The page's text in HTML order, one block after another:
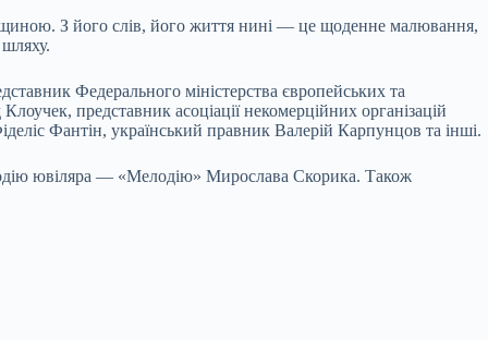
З його слів, його життя нині — це щоденне малювання,
Федерального міністерства європейських та
представник асоціації некомерційних організацій
Фантін, український правник Валерій Карпунцов та інші.
ювіляра — «Мелодію» Мирослава Скорика. Також